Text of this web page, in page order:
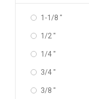
1-1/8 "
1/2 "
1/4 "
3/4 "
3/8 "